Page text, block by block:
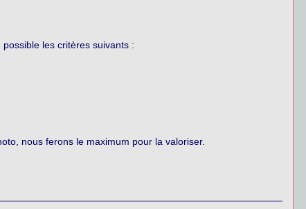
les critères suivants :
nous ferons le maximum pour la valoriser.